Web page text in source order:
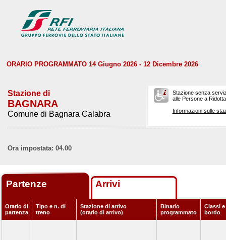
ORARIO PROGRAMMATO 14 Giugno 2026 - 12 Dicembre 2026
Stazione di
BAGNARA
Comune di Bagnara Calabra
Stazione senza
alle Persone a
Informazioni sulle
Ora impostata: 04.00
Partenze Arrivi
Orario di
partenza
Tipo e n. di
treno
Stazione di arrivo
(orario di arrivo)
Binario
programmato
Classi
bordo